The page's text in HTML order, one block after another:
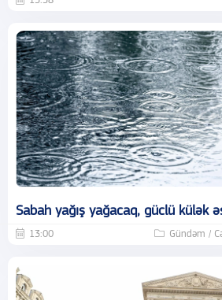
Sabah yağış yağacaq, güclü külək
13:00 Gündəm /